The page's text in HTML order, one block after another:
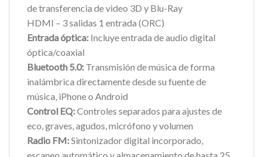
de transferencia de video 3D y Blu-Ray
HDMI – 3 salidas 1 entrada (ORC)
Entrada óptica: Incluye entrada de audio digital
óptica/coaxial
Bluetooth 5.0: Transmisión de música de forma
inalámbrica directamente desde su fuente de
música, iPhone o Android
Control EQ:Controles separados para ajustes de
eco, graves, agudos, micrófono y volumen
Radio FM:Sintonizador digital incorporado,